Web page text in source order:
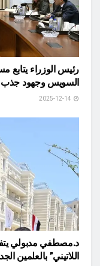
رئيس الوزراء يتابع
السويس وجهود جذب
د.مصطفي مدبولي
اللاتيني” بالعلمين